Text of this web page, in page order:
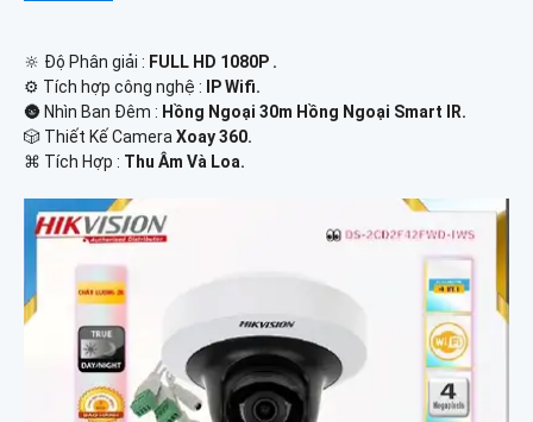
🔆 Độ Phân giải : FULL HD 1080P .
⚙ Tích hợp công nghệ :
IP Wifi.
🌚 Nhìn Ban Đêm : Hồng Ngoại 30m Hồng Ngoại Smart IR.
🎲 Thiết Kế Camera Xoay 360.
️⌘ Tích Hợp : Thu Âm Và Loa.